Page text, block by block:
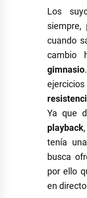
Los
siempre,
cuando
cambio
gimnasio
Ya que
playback
tenía
busca
por ello
en